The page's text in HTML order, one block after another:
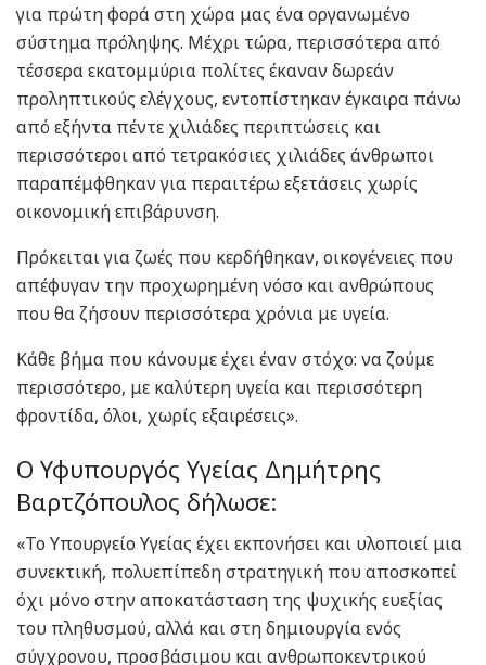
για πρώτη φορά στη χώρα μας ένα οργανωμένο
σύστημα πρόληψης. Μέχρι τώρα, περισσότερα από
τέσσερα εκατομμύρια πολίτες έκαναν δωρεάν
προληπτικούς ελέγχους, εντοπίστηκαν έγκαιρα πάνω
από εξήντα πέντε χιλιάδες περιπτώσεις και
περισσότεροι από τετρακόσιες χιλιάδες άνθρωποι
παραπέμφθηκαν για περαιτέρω εξετάσεις χωρίς
οικονομική επιβάρυνση.
Πρόκειται για ζωές που κερδήθηκαν, οικογένειες που
απέφυγαν την προχωρημένη νόσο και ανθρώπους
που θα ζήσουν περισσότερα χρόνια με υγεία.
Κάθε βήμα που κάνουμε έχει έναν στόχο: να ζούμε
περισσότερο, με καλύτερη υγεία και περισσότερη
φροντίδα, όλοι, χωρίς εξαιρέσεις».
Ο Υφυπουργός Υγείας Δημήτρης
Βαρτζόπουλος δήλωσε:
«Το Υπουργείο Υγείας έχει εκπονήσει και υλοποιεί μια
συνεκτική, πολυεπίπεδη στρατηγική που αποσκοπεί
όχι μόνο στην αποκατάσταση της ψυχικής ευεξίας
του πληθυσμού, αλλά και στη δημιουργία ενός
σύγχρονου, προσβάσιμου και ανθρωποκεντρικού